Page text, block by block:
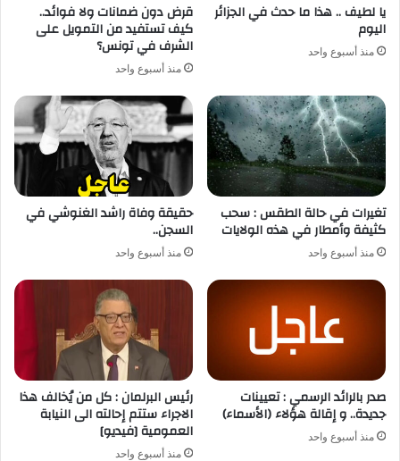
يا لطيف .. هذا ما حدث في الجزائر
اليوم
منذ أسبوع واحد
قرض دون ضمانات ولا فوائد..
كيف تستفيد من التمويل على
الشرف في تونس؟
منذ أسبوع واحد
تغيرات في حالة الطقس : سحب
كثيفة وأمطار في هذه الولايات
منذ أسبوع واحد
حقيقة وفاة راشد الغنوشي في
السجن..
منذ أسبوع واحد
صدر بالرائد الرسمي : تعيينات
جديدة.. و إقالة هؤلاء (الأسماء)
منذ أسبوع واحد
رئيس البرلمان : كل من يُخالف هذا
الاجراء ستتم إحالته الى النيابة
العمومية [فيديو]
منذ أسبوع واحد